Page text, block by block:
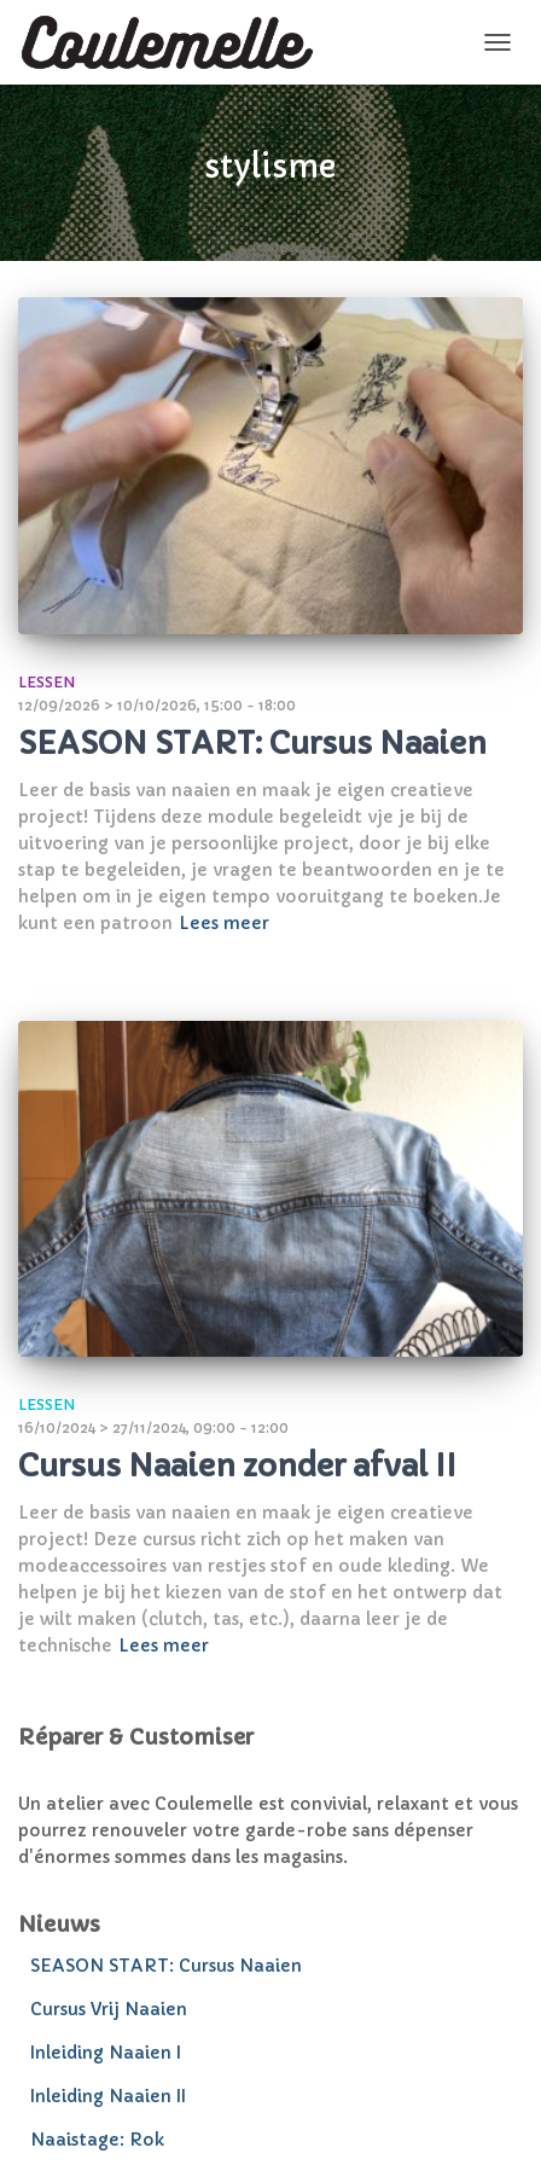
stylisme
LESSEN
12/09/2026 > 10/10/2026, 15:00 - 18:00
SEASON START: Cursus Naaien
Leer de basis van naaien en maak je eigen creatieve
project! Tijdens deze module begeleidt vje je bij de
uitvoering van je persoonlijke project, door je bij elke
stap te begeleiden, je vragen te beantwoorden en je te
helpen om in je eigen tempo vooruitgang te boeken.Je
kunt een patroon Lees meer
LESSEN
16/10/2024 > 27/11/2024, 09:00 - 12:00
Cursus Naaien zonder afval II
Leer de basis van naaien en maak je eigen creatieve
project! Deze cursus richt zich op het maken van
modeaccessoires van restjes stof en oude kleding. We
helpen je bij het kiezen van de stof en het ontwerp dat
je wilt maken (clutch, tas, etc.), daarna leer je de
technische Lees meer
Réparer & Customiser
Un atelier avec Coulemelle est convivial, relaxant et vous
pourrez renouveler votre garde-robe sans dépenser
d'énormes sommes dans les magasins.
Nieuws
SEASON START: Cursus Naaien
Cursus Vrij Naaien
Inleiding Naaien I
Inleiding Naaien II
Naaistage: Rok